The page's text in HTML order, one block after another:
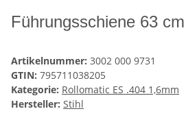
Führungsschiene 63
Artikelnummer: 3002 000 9731
GTIN: 795711038205
Kategorie: Rollomatic ES .404 1,6mm
Hersteller: Stihl